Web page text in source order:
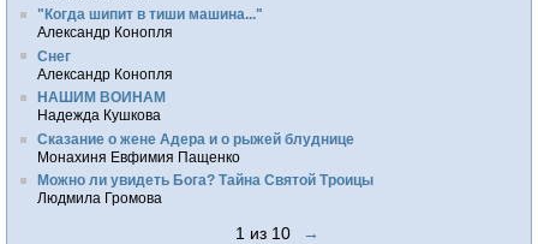
"Когда шипит в тиши машина..."
Александр Конопля
Снег
Александр Конопля
НАШИМ ВОИНАМ
Надежда Кушкова
Сказание о жене Адера и о рыжей блуднице
Монахиня Евфимия Пащенко
Можно ли увидеть Бога? Тайна Святой Троицы
Людмила Громова
1 из 10 →